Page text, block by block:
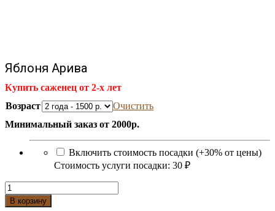
Яблоня Арива
Купить саженец от 2-х лет
Возраст
Очистить
Минимальный заказ от 2000р.
Включить стоимость посадки (+30% от цены)
Стоимость услуги посадки: 30 ₽
Количество
Яблоня
Арива
В корзину